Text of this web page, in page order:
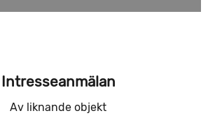
Intresseanmälan
Av liknande objekt